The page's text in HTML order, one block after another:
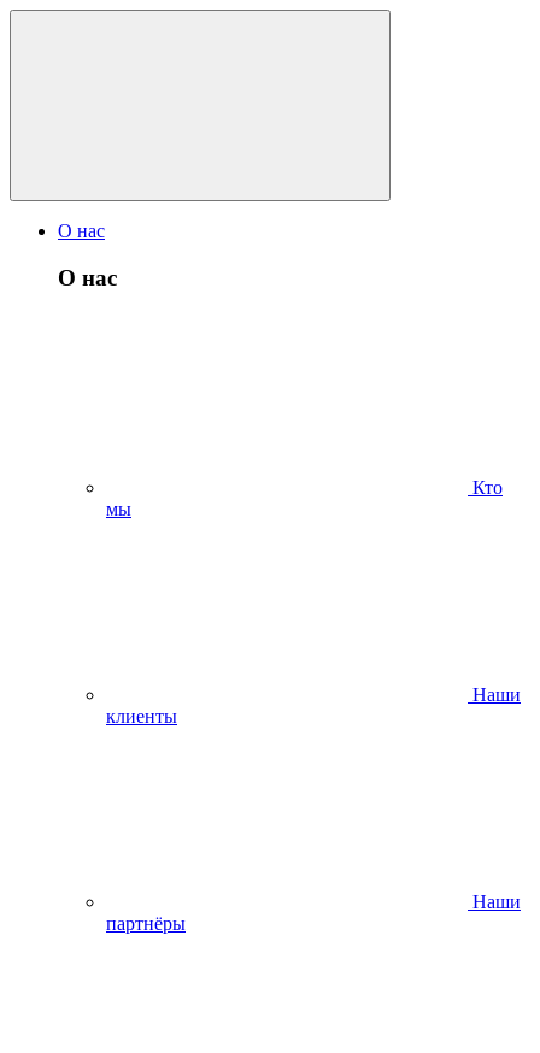
О нас
О нас
Кто
мы
Наши
клиенты
Наши
партнёры